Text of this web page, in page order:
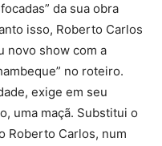
da sua obra
isso, Roberto Carlos
novo show com a
no roteiro.
exige em seu
uma maçã. Substitui o
Roberto Carlos, num